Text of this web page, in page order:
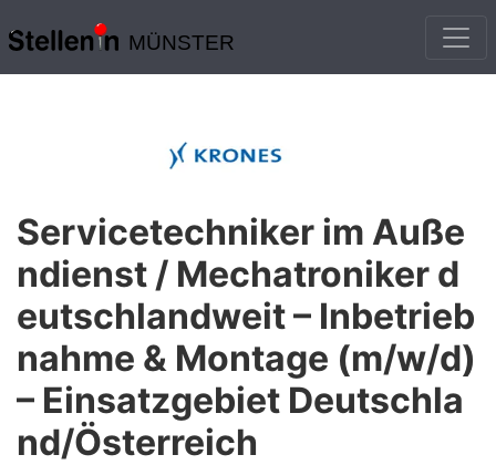
MÜNSTER
Servicetechniker im Auße
ndienst / Mechatroniker d
eutschlandweit – Inbetrieb
nahme & Montage (m/w/d)
– Einsatzgebiet Deutschla
nd/Österreich